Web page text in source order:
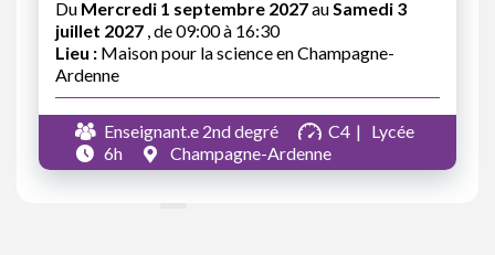
Du Mercredi 1 septembre 2027auSamedi 3
juillet 2027 , de 09:00 à 16:30
Lieu : Maison pour la science en Champagne-
Ardenne
Enseignant.e 2nd degré C4
Lycée
6h
Champagne-Ardenne